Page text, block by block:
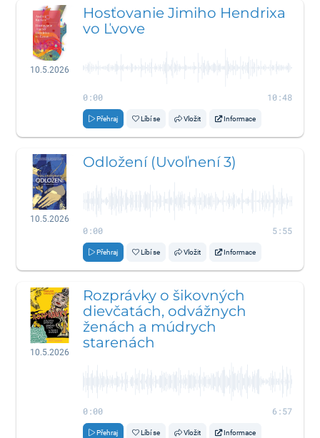
10.5.2026
Hosťovanie Jimiho Hendrixa
vo Ľvove
0:00 10:48
Přehraj Líbí se Vložit Informace
10.5.2026
Odložení (Uvoľnení 3)
0:00 5:55
Přehraj Líbí se Vložit Informace
10.5.2026
Rozprávky o šikovných
dievčatách, odvážnych
ženách a múdrych
starenách
0:00 6:57
Přehraj Líbí se Vložit Informace